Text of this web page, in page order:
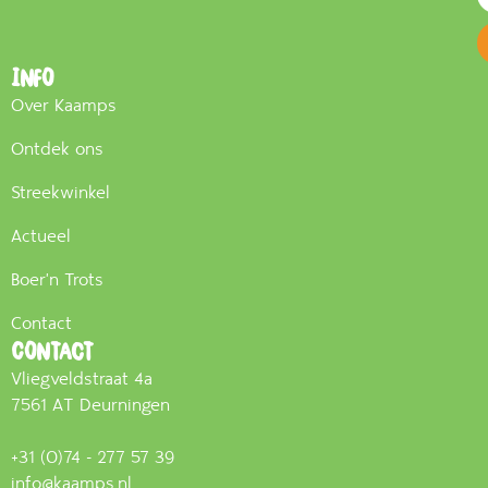
Info
Over Kaamps
Ontdek ons
Streekwinkel
Actueel
Boer'n Trots
Contact
Contact
Vliegveldstraat 4a
7561 AT Deurningen
+31 (0)74 - 277 57 39